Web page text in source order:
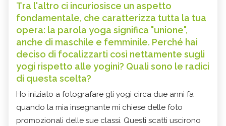
Tra l'altro ci incuriosisce un aspetto
fondamentale, che caratterizza tutta la tua
opera: la parola yoga significa "unione",
anche di maschile e femminile. Perché hai
deciso di focalizzarti così nettamente sugli
yogi rispetto alle yogini? Quali sono le radici
di questa scelta?
Ho iniziato a fotografare gli yogi circa due anni fa
quando la mia insegnante mi chiese delle foto
promozionali delle sue classi. Questi scatti uscirono